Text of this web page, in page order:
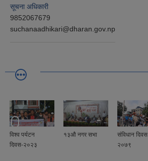
सूचना अधिकारी
9852067679
suchanaadhikari@dharan.gov.np
विश्व पर्यटन
दिवस-२०२३
१३औ नगर सभा
संविधान दिवस
२०७९